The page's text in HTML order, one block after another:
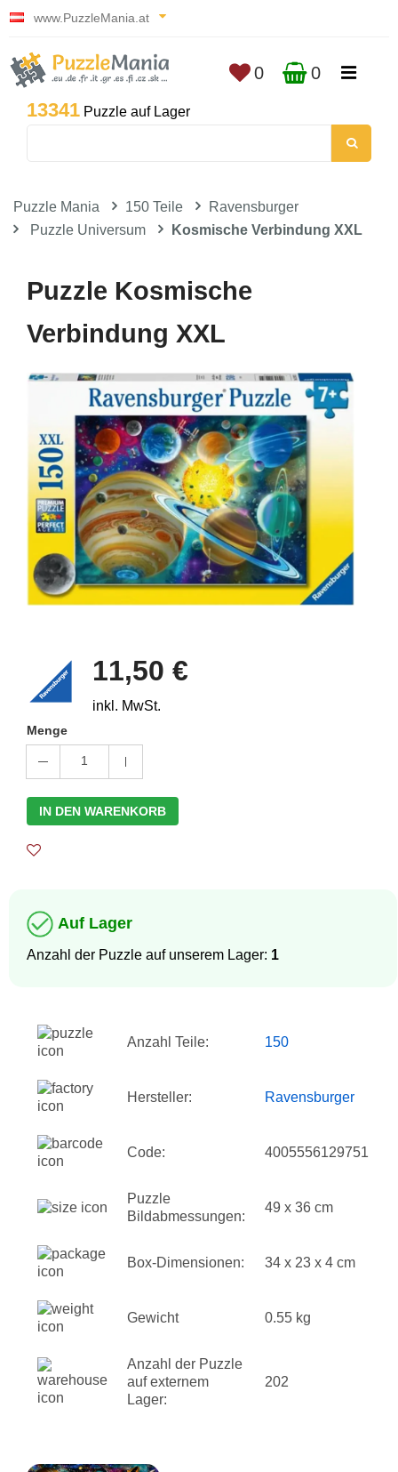
www.PuzzleMania.at
13341 Puzzle auf Lager
0 0
Puzzle Mania 150 Teile
Ravensburger
Puzzle Universum
Kosmische Verbindung XXL
Puzzle Kosmische
Verbindung XXL
11,50 €
inkl. MwSt.
Menge
1
IN DEN WARENKORB
Auf Lager
Anzahl der Puzzle auf unserem Lager: 1
Anzahl Teile: 150
Hersteller: Ravensburger
Code: 4005556129751
Puzzle
Bildabmessungen:
49 x 36 cm
Box-Dimensionen: 34 x 23 x 4 cm
Gewicht 0.55 kg
Anzahl der Puzzle
auf externem
Lager:
202